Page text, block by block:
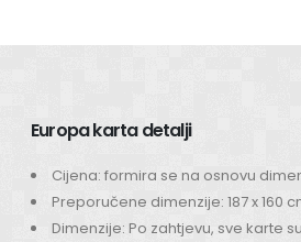
Europa karta detalji
Cijena: formira se na osnovu
Preporučene dimenzije: 187 x 160
Dimenzije: Po zahtjevu, sve karte